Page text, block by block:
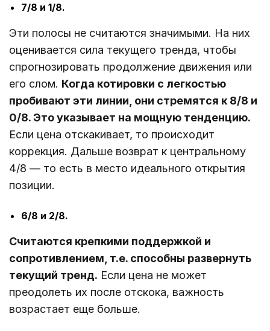
7/8 и 1/8.
Эти полосы не считаются значимыми. На них
оценивается сила текущего тренда, чтобы
спрогнозировать продолжение движения или
его слом. Когда котировки с легкостью
пробивают эти линии, они стремятся к 8/8 и
0/8. Это указывает на мощную тенденцию.
Если цена отскакивает, то происходит
коррекция. Дальше возврат к центральному
4/8 ― то есть в место идеального открытия
позиции.
6/8 и 2/8.
Считаются крепкими поддержкой и
сопротивлением, т.е. способны развернуть
текущий тренд. Если цена не может
преодолеть их после отскока, важность
возрастает еще больше.